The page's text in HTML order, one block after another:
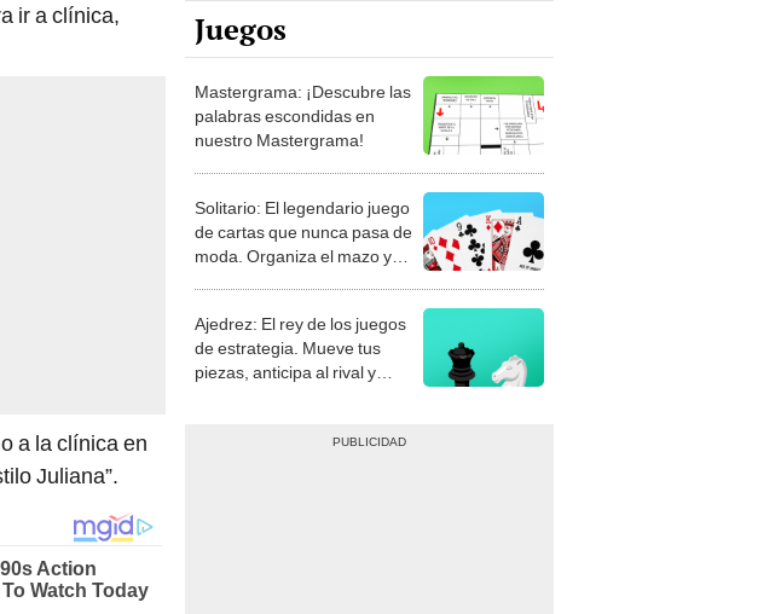
ir a clínica,
a la clínica en
Juliana”.
Juegos
Mastergrama: ¡Descubre las
palabras escondidas en
nuestro Mastergrama!
Solitario: El legendario juego
de cartas que nunca pasa de
moda. Organiza el mazo y
Ajedrez: El rey de los juegos
de estrategia. Mueve tus
piezas, anticipa al rival y